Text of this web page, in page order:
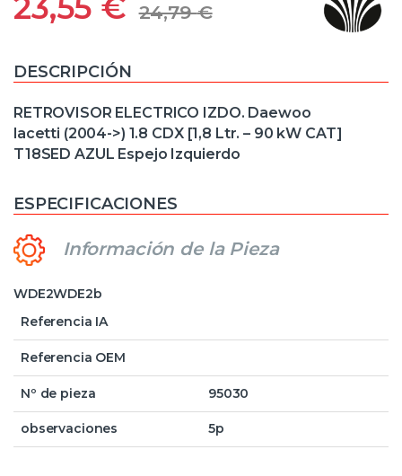
24,79€
DESCRIPCIÓN
RETROVISOR ELECTRICO IZDO. Daewoo
lacetti (2004->) 1.8 CDX [1,8 Ltr. – 90 kW CAT]
T18SED AZUL Espejo Izquierdo
ESPECIFICACIONES
Información de la Pieza
WDE2WDE2b
Referencia IA
Referencia OEM
Nº de pieza 95030
observaciones 5p